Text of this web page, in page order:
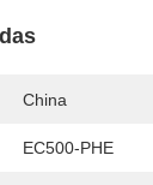
China
EC500-PHE